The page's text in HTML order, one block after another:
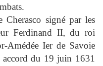
Cherasco signé par les
Ferdinand II, du roi
Ier de Savoie
du 19 juin 1631